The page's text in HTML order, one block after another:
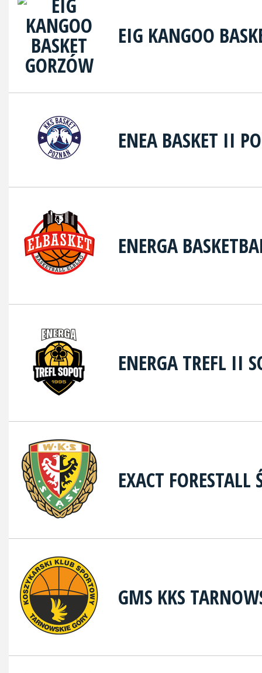
EIG KANGOO
ENEA BASKET II
ENERGA
ENERGA TREFL II
EXACT
GMS KKS